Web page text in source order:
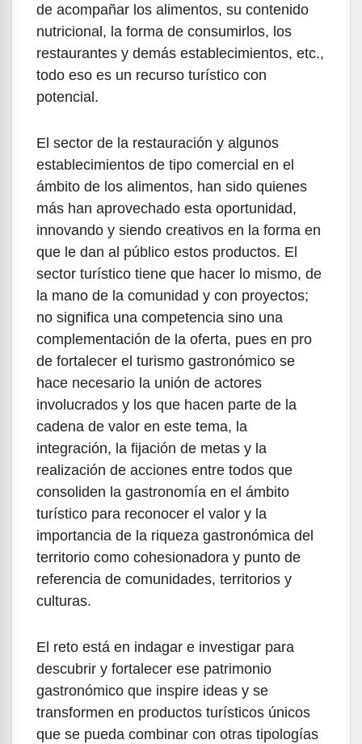
de acompañar los alimentos, su contenido
nutricional, la forma de consumirlos, los
restaurantes y demás establecimientos, etc.,
todo eso es un recurso turístico con
potencial.
El sector de la restauración y algunos
establecimientos de tipo comercial en el
ámbito de los alimentos, han sido quienes
más han aprovechado esta oportunidad,
innovando y siendo creativos en la forma en
que le dan al público estos productos. El
sector turístico tiene que hacer lo mismo, de
la mano de la comunidad y con proyectos;
no significa una competencia sino una
complementación de la oferta, pues en pro
de fortalecer el turismo gastronómico se
hace necesario la unión de actores
involucrados y los que hacen parte de la
cadena de valor en este tema, la
integración, la fijación de metas y la
realización de acciones entre todos que
consoliden la gastronomía en el ámbito
turístico para reconocer el valor y la
importancia de la riqueza gastronómica del
territorio como cohesionadora y punto de
referencia de comunidades, territorios y
culturas.
El reto está en indagar e investigar para
descubrir y fortalecer ese patrimonio
gastronómico que inspire ideas y se
transformen en productos turísticos únicos
que se pueda combinar con otras tipologías